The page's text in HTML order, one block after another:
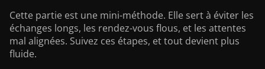
Cette partie est une mini-méthode. Elle sert à éviter les
échanges longs, les rendez-vous flous, et les attentes
mal alignées. Suivez ces étapes, et tout devient plus
fluide.